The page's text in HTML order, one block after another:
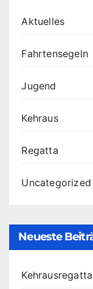
Aktuelles
Fahrtensegeln
Jugend
Kehraus
Regatta
Uncategorized
Neueste